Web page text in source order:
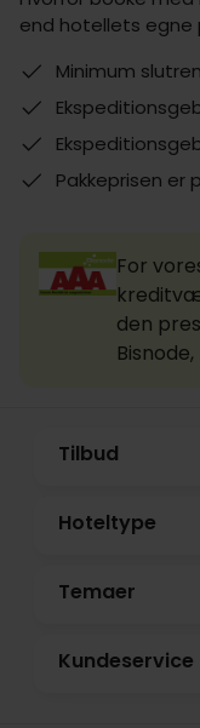
end hotellets egne
Minimum
Pakkeprisen
For
den
Tilbud
Hoteltype
Temaer
Kundeservice